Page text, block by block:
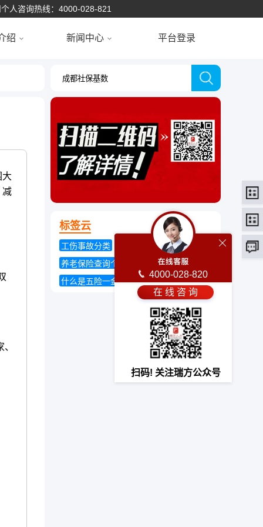
个人咨询热线：4000-028-821
绍 新闻中心 平台登录
大
减
标签云
工伤事故分类
社保卡办理
养老保险查询个人账户
什么是五险一金
基本医疗保险
4000-028-820
在 线 咨 询
扫码! 关注瑞方公众号